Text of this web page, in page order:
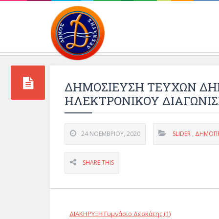
ΔΗΜΟΣΙΕΥΣΗ ΤΕΥΧΩΝ
ΗΛΕΚΤΡΟΝΙΚΟΥ
24 ΝΟΕΜΒΡΊΟΥ, 2020 SLIDER ,
SHARE THIS
ΔΙΑΚΗΡΥΞΗ Γυμνάσιο Δεσκάτης (1)